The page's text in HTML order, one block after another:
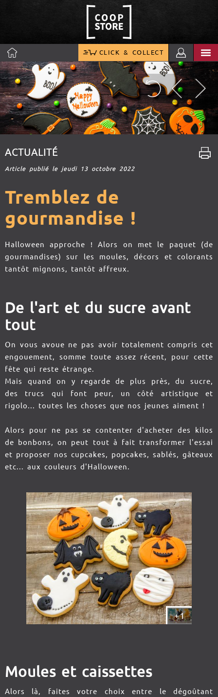
CLICK & COLLECT
ACTUALITÉ
Article publié le jeudi 13 octobre 2022
Tremblez de
gourmandise !
Halloween approche ! Alors on met le paquet (de
gourmandises) sur les moules, décors et colorants
tantôt mignons, tantôt affreux.
De l'art et du sucre avant
tout
On vous avoue ne pas avoir totalement compris cet
engouement, somme toute assez récent, pour cette
fête qui reste étrange.
Mais quand on y regarde de plus près, du sucre,
des trucs qui font peur, un côté artistique et
rigolo... toutes les choses que nos jeunes aiment !
Alors pour ne pas se contenter d'acheter des kilos
de bonbons, on peut tout à fait transformer l'essai
et proposer nos cupcakes, popcakes, sablés, gâteaux
etc... aux couleurs d'Halloween.
+1
Moules et caissettes
Alors là, faites votre choix entre le dégoûtant